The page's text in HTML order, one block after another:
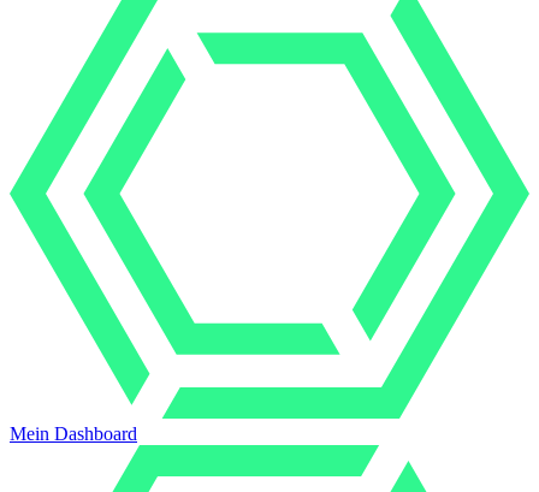
Mein Dashboard